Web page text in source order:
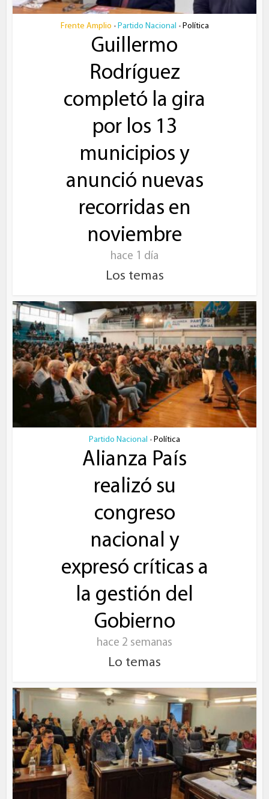
Frente Amplio • Partido Nacional • Política
Guillermo
Rodríguez
completó la gira
por los 13
municipios y
anunció nuevas
recorridas en
noviembre
hace 1 día
Los temas
Partido Nacional • Política
Alianza País
realizó su
congreso
nacional y
expresó críticas a
la gestión del
Gobierno
hace 2 semanas
Lo temas